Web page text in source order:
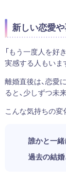
新しい恋愛
「もう一度人を好
実感する人もいま
離婚直後は、恋愛
ると、少しずつ未
こんな気持ちの変
誰かと一
過去の結